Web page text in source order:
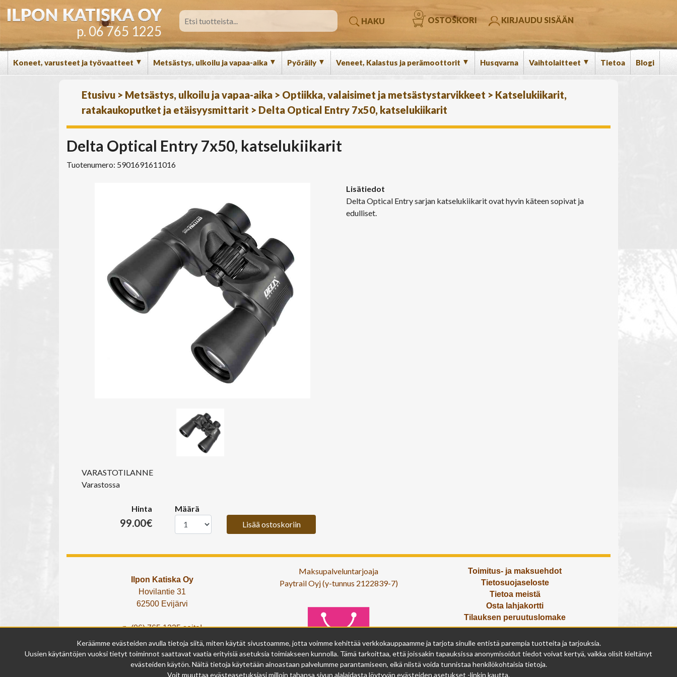
p. 06 765 1225
HAKU OSTOSKORI
0
KIRJAUDU SISÄÄN
Koneet, varusteet ja työvaatteet ▼ Metsästys, ulkoilu ja vapaa-aika ▼ Pyöräily ▼ Veneet, Kalastus ja perämoottorit ▼ Husqvarna Vaihtolaitteet ▼ Tietoa Blogi
Etusivu > Metsästys, ulkoilu ja vapaa-aika > Optiikka, valaisimet ja metsästystarvikkeet > Katselukiikarit,
ratakaukoputket ja etäisyysmittarit > Delta Optical Entry 7x50, katselukiikarit
Delta Optical Entry 7x50, katselukiikarit
Tuotenumero: 5901691611016
VARASTOTILANNE
Varastossa
Hinta
99.00€
Määrä
Lisää ostoskoriin
Lisätiedot
Delta Optical Entry sarjan katselukiikarit ovat hyvin käteen sopivat ja
edulliset.
Ilpon Katiska Oy
Hovilantie 31
62500 Evijärvi
p. (06) 765 1225 soita!
tai lähetä What's App viesti!
info@ilponkatiska.fi
y-tunnus: 2404114-9
Maksupalveluntarjoaja
Paytrail Oyj (y-tunnus 2122839-7)
Toimitus- ja maksuehdot
Tietosuojaseloste
Tietoa meistä
Osta lahjakortti
Tilauksen peruutuslomake
Olemme avoinna
ma - pe 9 - 17
la 9 - 14
su suljettu
Keräämme evästeiden avulla tietoja siitä, miten käytät sivustoamme, jotta voimme kehittää verkkokauppaamme ja tarjota sinulle entistä parempia tuotteita ja tarjouksia.
Uusien käytäntöjen vuoksi tietyt toiminnot saattavat vaatia erityisiä asetuksia toimiakseen kunnolla. Tämä tarkoittaa, että joissakin tapauksissa anonymisoidut tiedot voivat kertyä, vaikka olisit kieltänyt
evästeiden käytön. Näitä tietoja käytetään ainoastaan palvelumme parantamiseen, eikä niistä voida tunnistaa henkilökohtaisia tietoja.
Voit muuttaa evästeasetuksiasi milloin tahansa sivun alalaidasta löytyvän evästeiden asetukset -linkin kautta.